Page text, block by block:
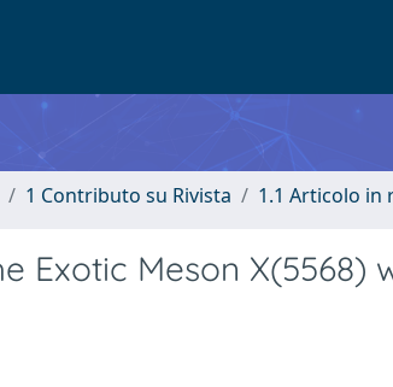
1 Contributo su Rivista 1.1 Articolo in
Exotic Meson X(5568)